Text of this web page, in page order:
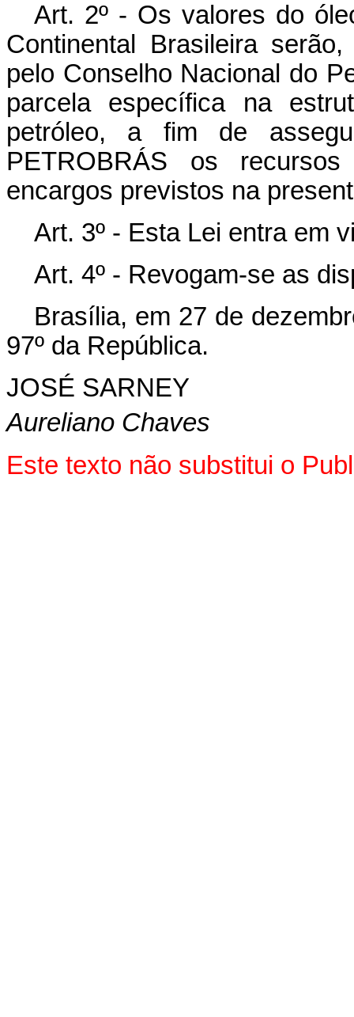
Art. 2º - Os valores do
Continental Brasileira
pelo Conselho Nacional do
parcela específica na
petróleo, a fim de
PETROBRÁS os
encargos previstos na
Art. 3º - Esta Lei entra em
Art. 4º - Revogam-se as
Brasília, em 27 de
97º da República.
JOSÉ SARNEY
Aureliano Chaves
Este texto não substitui o